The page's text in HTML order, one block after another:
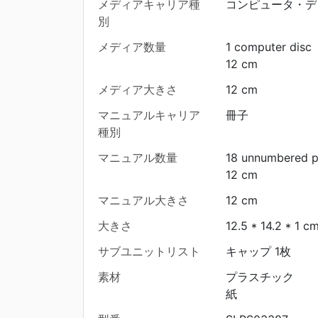
メディアキャリア種
別
コンピュータ・
メディア数量
1 computer disc
12 cm
メディア大きさ
12 cm
マニュアルキャリア
種別
冊子
マニュアル数量
18 unnumbered
12 cm
マニュアル大きさ
12 cm
大きさ
12.5 * 14.2 * 1 cm
サブユニットリスト
キャップ 1枚
素材
プラスチック
紙